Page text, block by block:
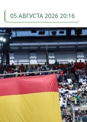
05 АВГУСТА 2026 20:16